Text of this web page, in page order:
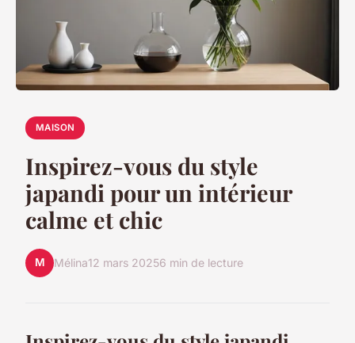
MAISON
Inspirez-vous du style
japandi pour un intérieur
calme et chic
M Mélina12 mars 20256 min de lecture